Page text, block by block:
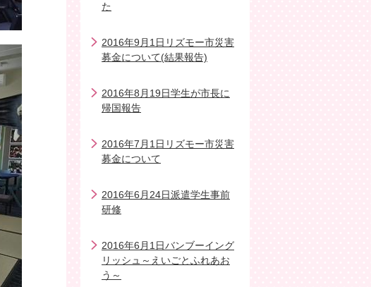
た
2016年9月1日リズモー市災害
募金について(結果報告)
2016年8月19日学生が市長に
帰国報告
2016年7月1日リズモー市災害
募金について
2016年6月24日派遣学生事前
研修
2016年6月1日バンブーイング
リッシュ～えいごとふれあお
う～